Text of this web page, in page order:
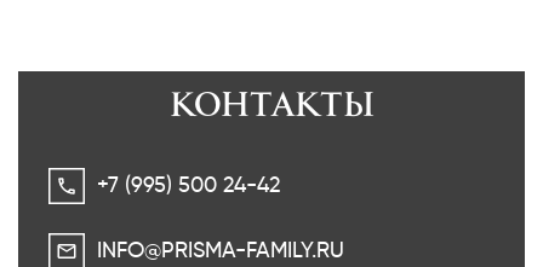
КОНТАКТЫ
+7 (995) 500 24-42
INFO@PRISMA-FAMILY.RU